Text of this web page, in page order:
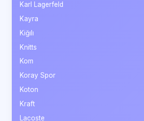
Karl Lagerfeld
Kayra
Kiğılı
Knitts
Kom
Koray Spor
Koton
Kraft
Lacoste